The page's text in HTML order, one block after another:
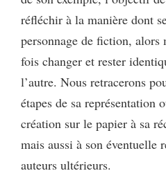
réfléchir à la manière dont
personnage de fiction, alors
fois changer et rester
l’autre. Nous retracerons
étapes de sa représentation
création sur le papier à sa
mais aussi à son éventuelle
auteurs ultérieurs.